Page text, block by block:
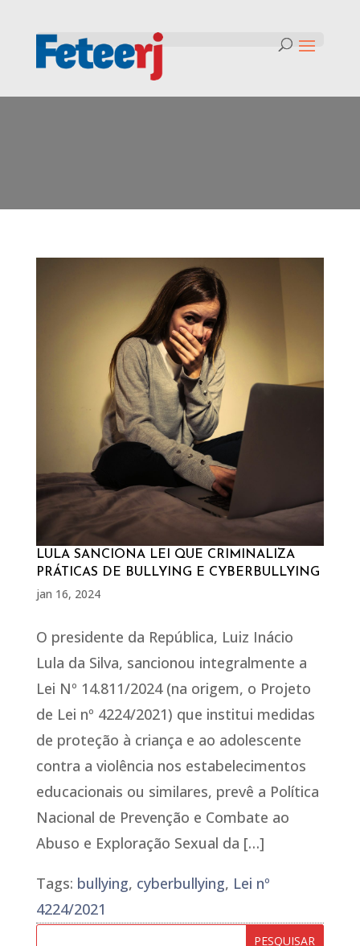
LULA SANCIONA LEI QUE CRIMINALIZA
PRÁTICAS DE BULLYING E CYBERBULLYING
jan 16, 2024
O presidente da República, Luiz Inácio
Lula da Silva, sancionou integralmente a
Lei Nº 14.811/2024 (na origem, o Projeto
de Lei nº 4224/2021) que institui medidas
de proteção à criança e ao adolescente
contra a violência nos estabelecimentos
educacionais ou similares, prevê a Política
Nacional de Prevenção e Combate ao
Abuso e Exploração Sexual da […]
Tags: bullying, cyberbullying, Lei nº
4224/2021